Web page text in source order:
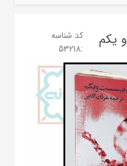
یکم
کد شناسه
:
53218